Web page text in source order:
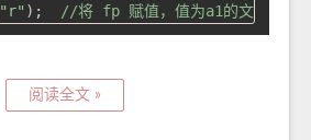
"r" ); //将 fp 赋值，值为a1的文件信息
阅读全文 »